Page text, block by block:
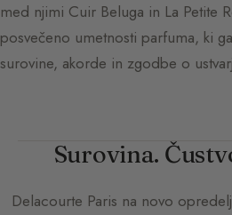
med njimi Cuir Beluga in La Petite
posvečeno umetnosti parfuma, ki
surovine, akorde in zgodbe o
Surovina.
Delacourte Paris na novo